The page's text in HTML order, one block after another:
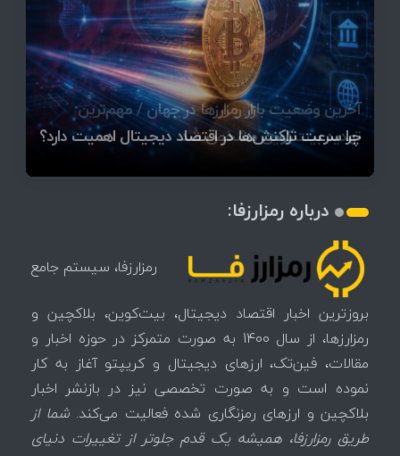
چرا سرعت تراکنش‌ها در اقتصاد دیجیتال اهمیت دارد؟
آخرین وضعیت بازار رمزارزها در جهان / مهم‌ترین
تهدید بیت‌کوین مشخص شد
اتفاق تاریخی در بازار رمزارزها / بیت‌کوین سبز شد
قیمت تتر، بیت‌کوین و اتریوم امروز دوشنبه ۵ مرداد
۱۴۰۵ | بیت‌کوین این مرز را از دست بدهد، همه‌چیز
تغییر می‌کند
رقابت پنهان دولت‌ها بر سر بیت‌کوین/ ۱۰ کشور برتر
کدامند؟
اتفاق مهم در بازار رمزارزها / بیت‌کوین وارد فاز تازه شد
تازه‌ترین رسوایی ارز دیجیتال؛ شکایت میلیاردی روی
میز / ۶۲۲ بیت‌کوین کجا رفت؟
بحران بدهی شرکت‌ها و خطر فروش اجباری میلیاردها
دلار بیت‌کوین
درباره رمزارزفا:
رمزارزفا، سیستم جامع
بروزترین اخبار اقتصاد دیجیتال، بیت‌کوین، بلاکچین و
رمزارزها، از سال 1400 به صورت متمرکز در حوزه اخبار و
مقالات، فین‌تک، ارزهای‌ دیجیتال و کریپتو آغاز به کار
نموده است و به صورت تخصصی نیز در بازنشر اخبار
بلاکچین و ارزهای رمزنگاری شده فعالیت می‌کند.شما از
طریق رمزارزفا، همیشه یک قدم جلوتر از تغییرات دنیای